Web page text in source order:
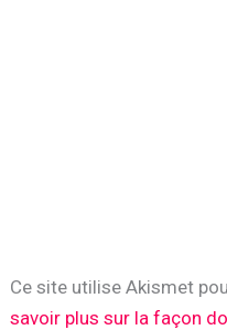
Ce site utilise Akismet
savoir plus sur la façon